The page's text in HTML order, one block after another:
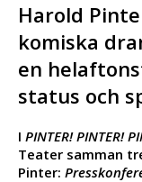
Harold
komiska
en
status och
I PINTER! PINTER!
Teater samman
Pinter: